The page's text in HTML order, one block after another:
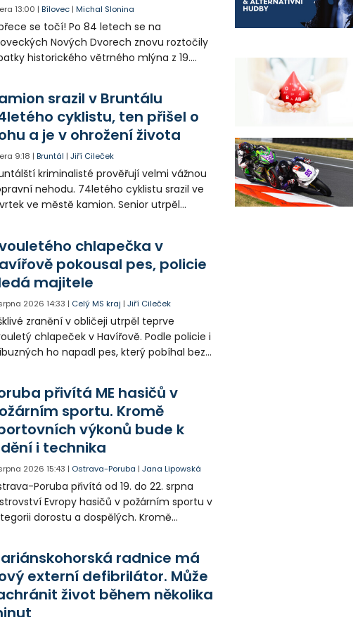
13:00 |Bílovec |Michal Slonina
se točí! Po 84 letech se na
Nových Dvorech znovu roztočily
historického větrného mlýna z 19.
srazil v Bruntálu
cyklistu, ten přišel o
a je v ohrožení života
9:18 |Bruntál |Jiří Cileček
kriminalisté prověřují velmi vážnou
nehodu. 74letého cyklistu srazil ve
ve městě kamion. Senior utrpěl
případné svědky.chlapečka v
pokousal pes, policie
majitele
2026 14:33 | Celý MS kraj |Jiří Cileček
zranění v obličeji utrpěl teprve
chlapeček v Havířově. Podle policie i
ho napadl pes, který pobíhal bez
Případem už se zabývá policie, která
psa hledá.
přivítá ME hasičů v
sportu. Kromě
výkonů bude k
i technika
2026 15:43 | Ostrava-Poruba |Jana Lipowská
Poruba přivítá od 19. do 22. srpna
Evropy hasičů v požárním sportu v
dorostu a dospělých. Kromě
radnice má
externí defibrilátor. Může
život během několika